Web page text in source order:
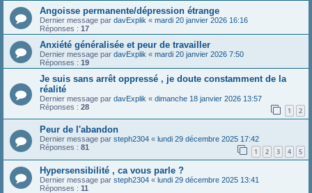
Angoisse permanente/dépression étrange
Dernier message par davExplik « mardi 20 janvier 2026 16:16
Réponses : 17
Anxiété généralisée et peur de travailler
Dernier message par davExplik « mardi 20 janvier 2026 7:50
Réponses : 19
Je suis sans arrêt oppressé , je doute constamment de la
réalité
Dernier message par davExplik « dimanche 18 janvier 2026 13:57
Réponses : 28 1 2
Peur de l'abandon
Dernier message par steph2304 « lundi 29 décembre 2025 17:42
Réponses : 81 1 2 3 4 5
Hypersensibilité , ca vous parle ?
Dernier message par steph2304 « lundi 29 décembre 2025 13:41
Réponses : 11